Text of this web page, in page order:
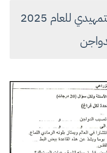
اسئلة زراعي امتحان التمهيدي للعام 2025